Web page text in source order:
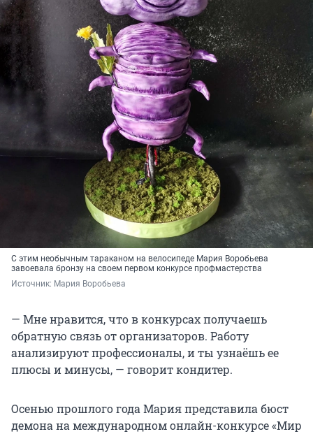
С этим необычным тараканом на велосипеде Мария Воробьева
завоевала бронзу на своем первом конкурсе профмастерства
Источник: Мария Воробьева
— Мне нравится, что в конкурсах получаешь
обратную связь от организаторов. Работу
анализируют профессионалы, и ты узнаёшь ее
плюсы и минусы, — говорит кондитер.
Осенью прошлого года Мария представила бюст
демона на международном онлайн-конкурсе «Мир